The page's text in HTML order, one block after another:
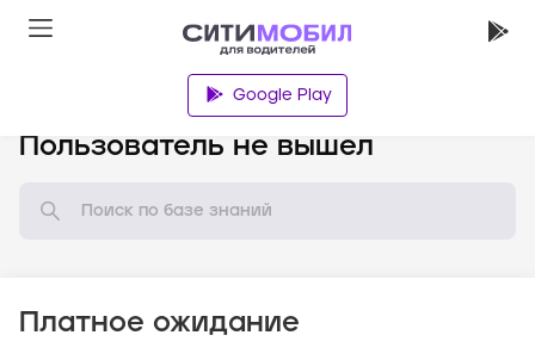
Google Play
Пользователь не вышел
Платное ожидание